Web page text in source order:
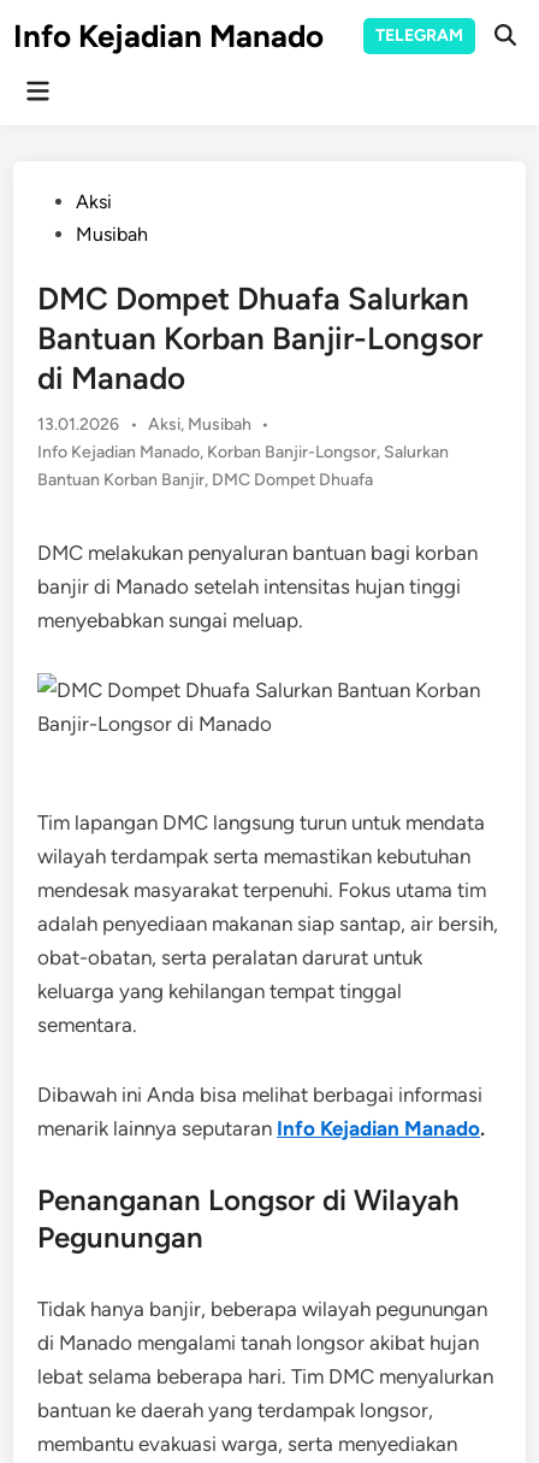
toInfo Kejadian Manado TELEGRAM
Main
PostedAksi
Musibah
DMC Dompet Dhuafa Salurkan
Bantuan Korban Banjir-Longsor
di Manado
13.01.2026 • Posted
in
Aksi, Musibah
•
Info Kejadian Manado, Korban Banjir-Longsor, Salurkan
Bantuan Korban Banjir, ​​DMC Dompet Dhuafa
DMC melakukan penyaluran bantuan bagi korban
banjir di Manado setelah intensitas hujan tinggi
menyebabkan sungai meluap.
Tim lapangan DMC langsung turun untuk mendata
wilayah terdampak serta memastikan kebutuhan
mendesak masyarakat terpenuhi. Fokus utama tim
adalah penyediaan makanan siap santap, air bersih,
obat-obatan, serta peralatan darurat untuk
keluarga yang kehilangan tempat tinggal
sementara.
Dibawah ini Anda bisa melihat berbagai informasi
menarik lainnya seputaran Info Kejadian Manado.
Penanganan Longsor di Wilayah
Pegunungan
Tidak hanya banjir, beberapa wilayah pegunungan
di Manado mengalami tanah longsor akibat hujan
lebat selama beberapa hari. Tim DMC menyalurkan
bantuan ke daerah yang terdampak longsor,
membantu evakuasi warga, serta menyediakan